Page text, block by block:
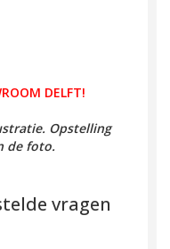
DELFT!
Opstelling
de foto.
vragen